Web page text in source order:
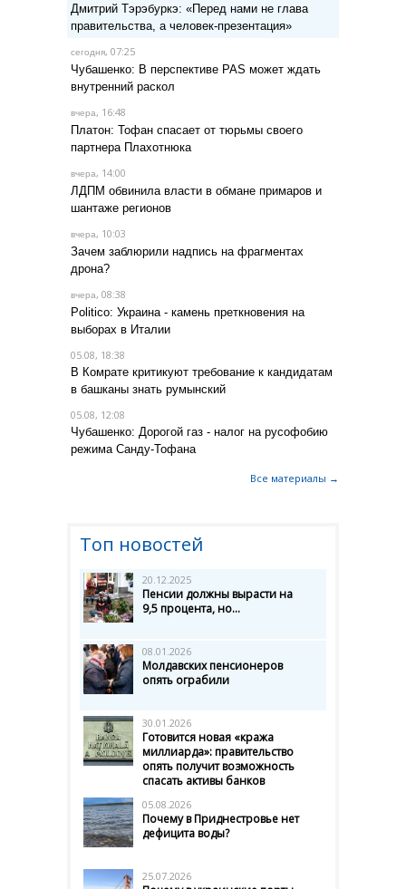
Дмитрий Тэрэбуркэ: «Перед нами не глава
правительства, а человек-презентация»
сегодня, 07:25
Чубашенко: В перспективе PAS может ждать
внутренний раскол
вчера, 16:48
Платон: Тофан спасает от тюрьмы своего
партнера Плахотнюка
вчера, 14:00
ЛДПМ обвинила власти в обмане примаров и
шантаже регионов
вчера, 10:03
Зачем заблюрили надпись на фрагментах
дрона?
вчера, 08:38
Politico: Украина - камень преткновения на
выборах в Италии
05.08, 18:38
В Комрате критикуют требование к кандидатам
в башканы знать румынский
05.08, 12:08
Чубашенко: Дорогой газ - налог на русофобию
режима Санду-Тофана
Все материалы →
Топ новостей
20.12.2025
Пенсии должны вырасти на
9,5 процента, но...
08.01.2026
Молдавских пенсионеров
опять ограбили
30.01.2026
Готовится новая «кража
миллиарда»: правительство
опять получит возможность
спасать активы банков
05.08.2026
Почему в Приднестровье нет
дефицита воды?
25.07.2026